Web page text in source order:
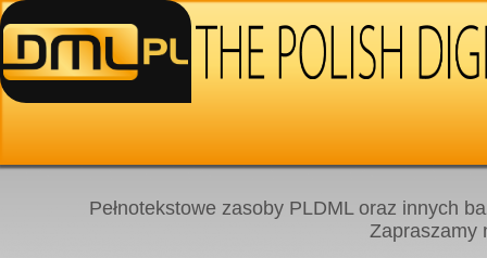
Pełnotekstowe zasoby PLDML oraz innych
Zapraszamy